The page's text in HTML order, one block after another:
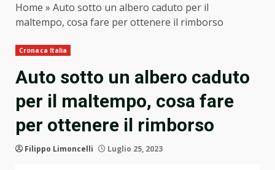
Home » Auto sotto un albero caduto per il
maltempo, cosa fare per ottenere il rimborso
Cronaca Italia
Auto sotto un albero caduto
per il maltempo, cosa fare
per ottenere il rimborso
Filippo Limoncelli Luglio 25, 2023